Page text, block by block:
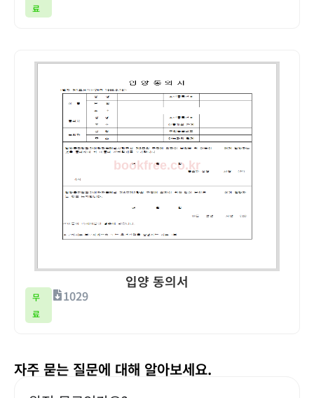
료
입양 동의서
무
료
1029
자주 묻는 질문에 대해 알아보세요.